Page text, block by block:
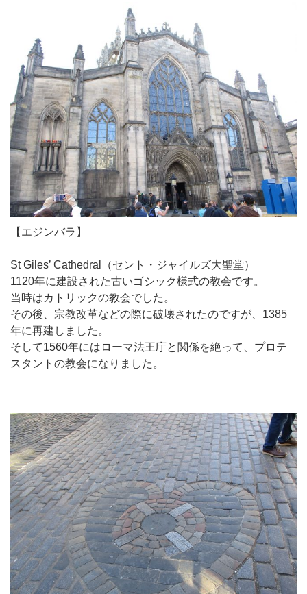
【エジンバラ】
St Giles’ Cathedral（セント・ジャイルズ大聖堂）
1120年に建設された古いゴシック様式の教会です。
当時はカトリックの教会でした。
その後、宗教改革などの際に破壊されたのですが、1385
年に再建しました。
そして1560年にはローマ法王庁と関係を絶って、プロテ
スタントの教会になりました。